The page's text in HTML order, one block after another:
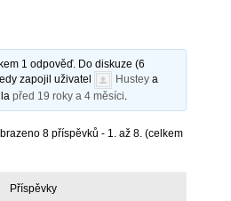
1 odpověď. Do diskuze (6
zapojil uživatel
Hustey a
před 19 roky a 4 měsíci.
8 příspěvků - 1. až 8. (celkem
Příspěvky